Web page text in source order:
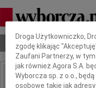
Nekrologi Odeszli
Dbamy o Twoją
Droga Użytkowniczko,
zgodę klikając
Zaufani Partnerzy, w
jak również Agora S.A.
Wyborcza sp. z o.o.,
osobowe takie jak